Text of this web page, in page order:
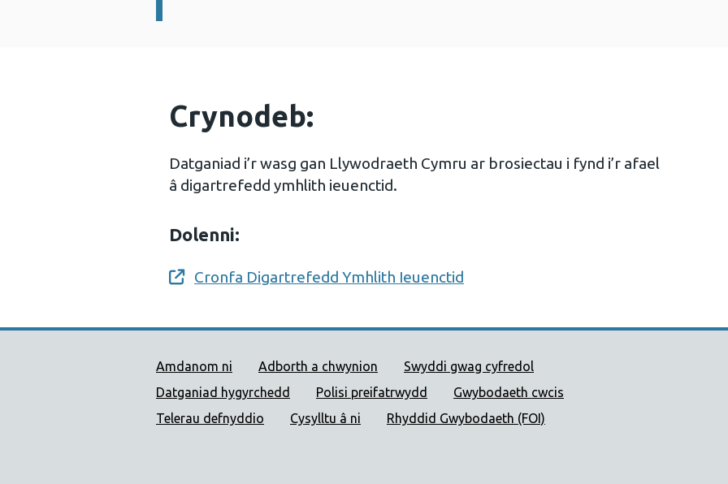
Crynodeb:
Datganiad i’r wasg gan Llywodraeth Cymru ar brosiectau i fynd i’r afael
â digartrefedd ymhlith ieuenctid.
Dolenni:
Opens a new window
Cronfa Digartrefedd Ymhlith Ieuenctid
Dolenni Cymorth Iechyd Cyhoeddus Cymru
Amdanom ni Adborth a chwynion
Swyddi gwag cyfredol
Datganiad hygyrchedd
Polisi preifatrwydd
Gwybodaeth cwcis
Telerau defnyddio
Cysylltu â ni Rhyddid Gwybodaeth (FOI)